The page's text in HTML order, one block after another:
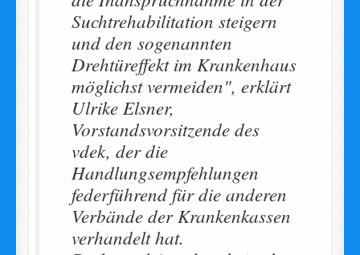
Suchtrehabilitation steigern
und den sogenannten
Drehtüreffekt im Krankenhaus
möglichst vermeiden", erklärt
Ulrike Elsner,
Vorstandsvorsitzende des
vdek, der die
Handlungsempfehlungen
federführend für die anderen
Verbände der Krankenkassen
verhandelt hat.